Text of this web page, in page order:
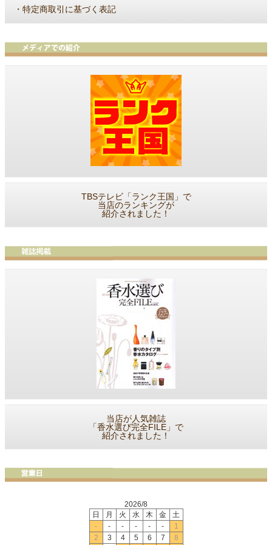
・ 特定商取引に基づく表記
TBSテレビ「ランク王国」で
当店のランキングが
紹介されました！
当店が人気雑誌
「香水選び完全FILE」で
紹介されました！
2026/8
日
月 火 水 木 金
土
-
- - - - -
1
2
3 4 5 6 7
8